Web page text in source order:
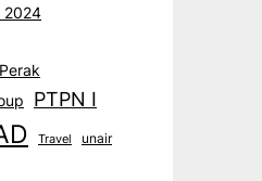
2024
PTPN I
Travel unair